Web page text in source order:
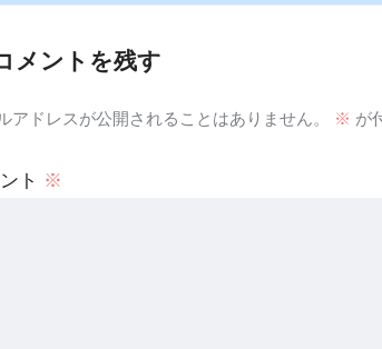
メントを残す
アドレスが公開されることはありません。 ※ が
ト ※